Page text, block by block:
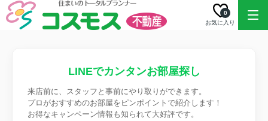
お気に入り
0
LINEでカンタンお部屋探し
来店前に、スタッフと事前にやり取りができます。
プロがおすすめのお部屋をピンポイントで紹介します！
お得なキャンペーン情報も知られて大好評です。